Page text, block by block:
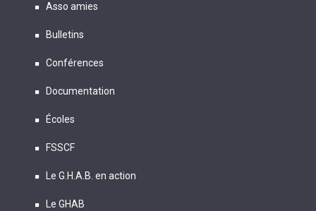
Asso amies
Bulletins
Conférences
Documentation
Écoles
FSSCF
Le G.H.A.B. en action
Le GHAB